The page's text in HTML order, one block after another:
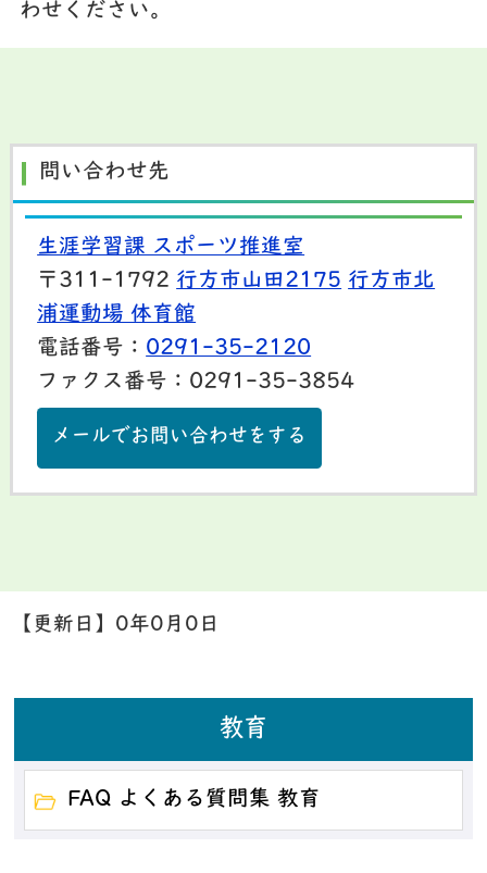
わせください。
問い合わせ先
生涯学習課 スポーツ推進室
〒311-1792 行方市山田2175 行方市北
浦運動場 体育館
電話番号： 0291-35-2120
ファクス番号：0291-35-3854
メールでお問い合わせをする
【更新日】 0年0月0日
教育
FAQ よくある質問集 教育